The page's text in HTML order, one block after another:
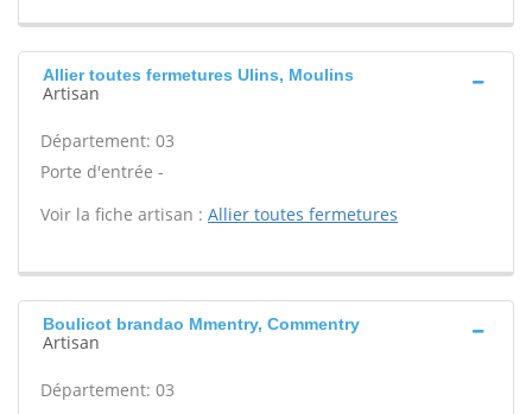
Allier toutes fermetures Ulins, Moulins
Artisan
Département: 03
Porte d'entrée -
Voir la fiche artisan : Allier toutes fermetures
Boulicot brandao Mmentry, Commentry
Artisan
Département: 03